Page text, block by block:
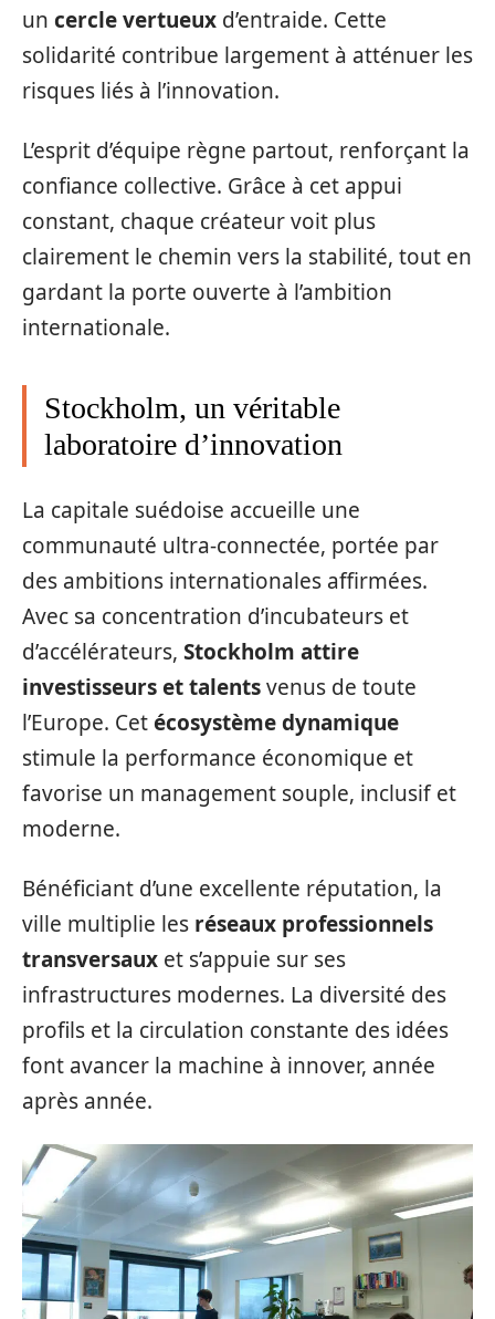
un cercle vertueux d’entraide. Cette
solidarité contribue largement à atténuer les
risques liés à l’innovation.
L’esprit d’équipe règne partout, renforçant la
confiance collective. Grâce à cet appui
constant, chaque créateur voit plus
clairement le chemin vers la stabilité, tout en
gardant la porte ouverte à l’ambition
internationale.
Stockholm, un véritable
laboratoire d’innovation
La capitale suédoise accueille une
communauté ultra-connectée, portée par
des ambitions internationales affirmées.
Avec sa concentration d’incubateurs et
d’accélérateurs, Stockholm attire
investisseurs et talentsvenus de toute
l’Europe. Cetécosystème dynamique
stimule la performance économique et
favorise un management souple, inclusif et
moderne.
Bénéficiant d’une excellente réputation, la
ville multiplie les réseaux professionnels
transversaux et s’appuie sur ses
infrastructures modernes. La diversité des
profils et la circulation constante des idées
font avancer la machine à innover, année
après année.